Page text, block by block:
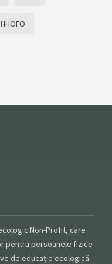
Non-Profit, care
pentru persoanele fizice
de educație ecologică.